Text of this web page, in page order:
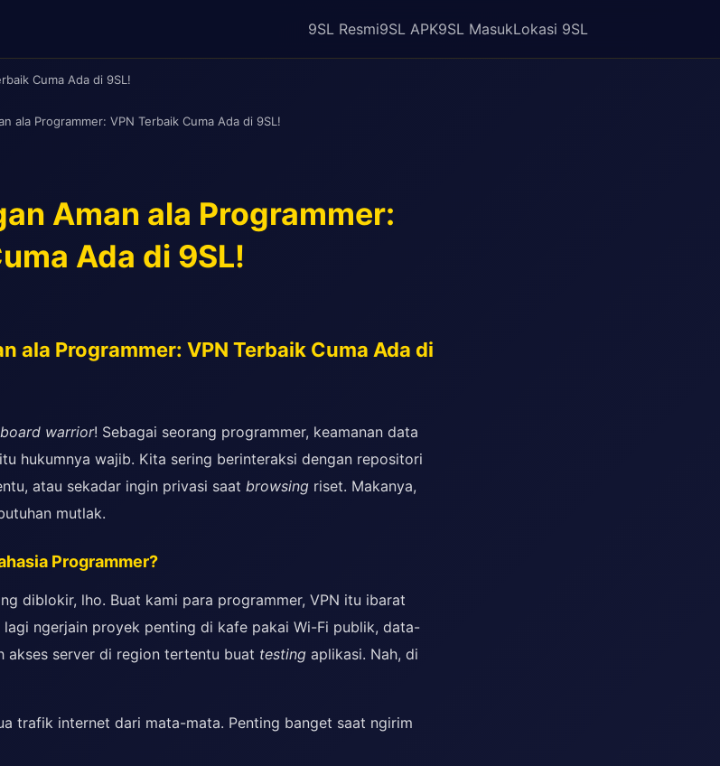
9SL Resmi9SL APK9SL MasukLokasi 9SL
Cuma Ada di 9SL!
ala Programmer: VPN Terbaik Cuma Ada di 9SL!
Aman ala Programmer:
Ada di 9SL!
ala Programmer: VPN Terbaik Cuma Ada di
warrior! Sebagai seorang programmer, keamanan data
hukumnya wajib. Kita sering berinteraksi dengan repositori
atau sekadar ingin privasi saat browsing riset. Makanya,
mutlak.
Programmer?
diblokir, lho. Buat kami para programmer, VPN itu ibarat
lagi ngerjain proyek penting di kafe pakai Wi-Fi publik, data-
akses server di region tertentu buat testing aplikasi. Nah, di
trafik internet dari mata-mata. Penting banget saat ngirim